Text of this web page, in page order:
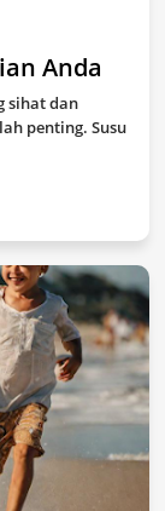
Anda
sihat dan
penting. Susu